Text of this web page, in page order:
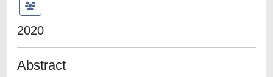
2020
Abstract